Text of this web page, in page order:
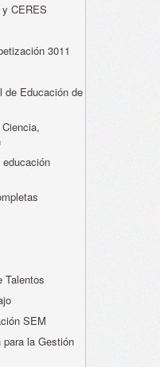
CERES
3011
de Educación de
Talentos
SEM
la Gestión